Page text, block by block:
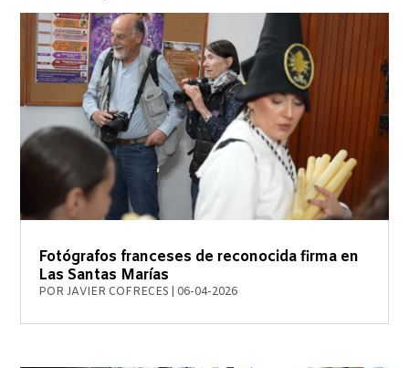
Fotógrafos franceses de reconocida firma en
Las Santas Marías
PORJAVIER COFRECES 06-04-2026